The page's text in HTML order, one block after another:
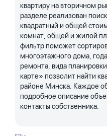
квартиру на вторичном
разделе реализован
квадратный и общей
комнат, общей и жилой
фильтр поможет
многоэтажного дома,
ремонта, вида
карте» позволит найти
районе Минска. Каждое
подробное описание
контакты собственника.